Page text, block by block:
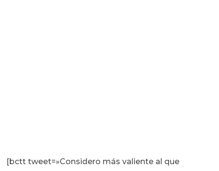
[bctt tweet=»Considero más valiente al que